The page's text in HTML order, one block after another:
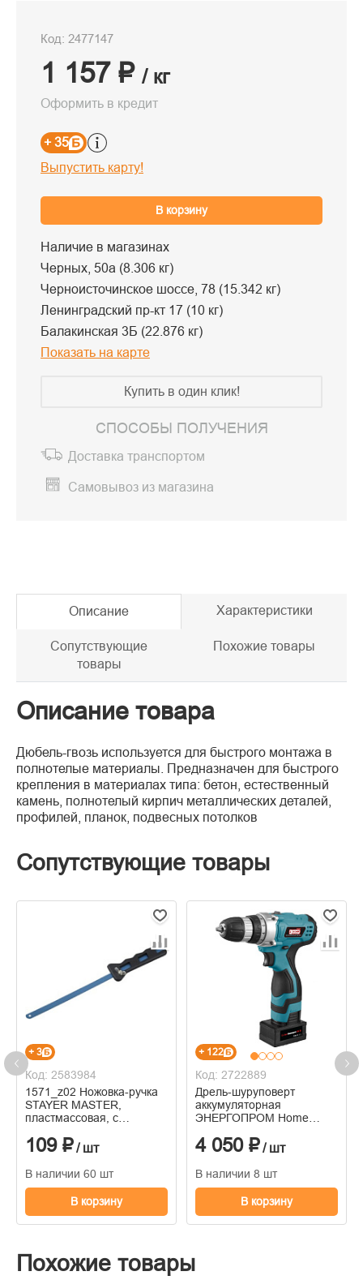
Код: 2477147
1 157 ₽ / кг
Оформить в кредит
+ 35
Выпустить карту!
В корзину
Наличие в магазинах
Черных, 50а (8.306 кг)
Черноисточинское шоссе, 78 (15.342 кг)
Ленинградский пр-кт 17 (10 кг)
Балакинская 3Б (22.876 кг)
Показать на карте
Купить в один клик!
СПОСОБЫ ПОЛУЧЕНИЯ
Доставка транспортом
Самовывоз из магазина
Описание Характеристики
Сопутствующие
товары
Похожие товары
Описание товара
Дюбель-гвозь используется для быстрого монтажа в
полнотелые материалы. Предназначен для быстрого
крепления в материалах типа: бетон, естественный
камень, полнотелый кирпич металлических деталей,
профилей, планок, подвесных потолков
Сопутствующие товары
+ 3
Код: 2583984
1571_z02 Ножовка-ручка
STAYER MASTER,
пластмассовая, с
мм.
109 ₽/ шт
В наличии 60 шт
В корзину
+ 122
Код: 2722889
Дрель-шуруповерт
аккумуляторная
ЭНЕРГОПРОМ Home
2акк*2.0Ач Li-ion, БЗП
4 050 ₽/ шт
В наличии 8 шт
В корзину
Похожие товары